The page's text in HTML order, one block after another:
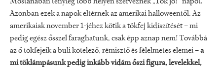
Mostanában tényleg több helyen szerveznek „Tök jó!” napot.
Azonban ezek a napok eltérnek az amerikai halloweentől. Az
amerikaiak november 1-jéhez kötik a tökfej kidíszítését – mi
pedig egész ősszel faraghatunk, csak épp aznap nem! Továbbá
az ő tökfejeik a buli kötelező, rémisztő és félelmetes elemei –a
mi töklámpásunk pedig inkább vidám őszi figura, levelekkel,